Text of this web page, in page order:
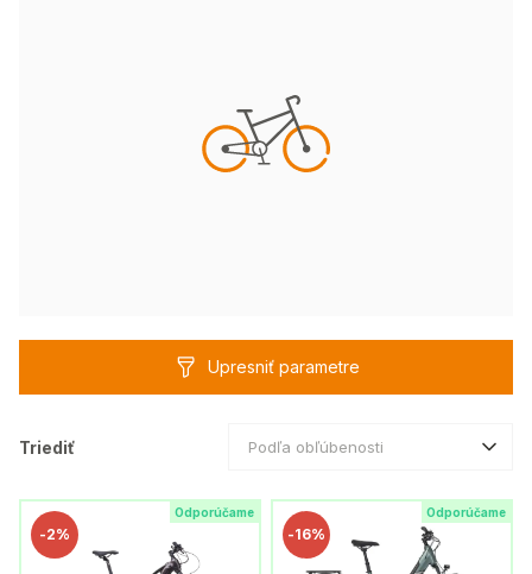
Upresniť parametre
Triediť Podľa obľúbenosti
Odporúčame
-2%
Odporúčame
-16%